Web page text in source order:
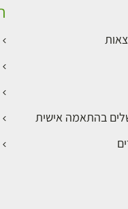
בהתאמה אישית